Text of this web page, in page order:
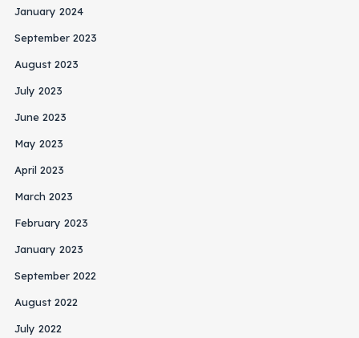
January 2024
September 2023
August 2023
July 2023
June 2023
May 2023
April 2023
March 2023
February 2023
January 2023
September 2022
August 2022
July 2022